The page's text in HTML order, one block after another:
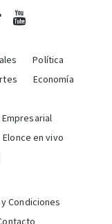
Política
Economía
Elonce en vivo
Condiciones